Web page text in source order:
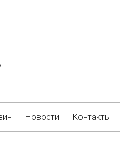
Новости Контакты